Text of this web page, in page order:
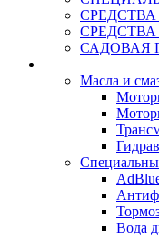
САДОВАЯ
Масла и
Вода